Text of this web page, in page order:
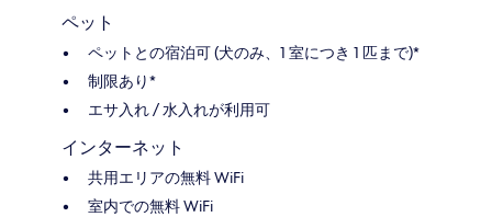
ペット
ペットとの宿泊可 (犬のみ、1 室につき 1 匹まで)*
制限あり*
エサ入れ / 水入れが利用可
インターネット
共用エリアの無料 WiFi
室内での無料 WiFi